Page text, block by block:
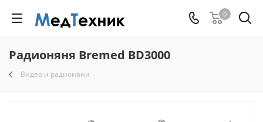
0
Радионяня Bremed BD3000
Видео и радионяни